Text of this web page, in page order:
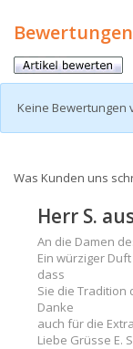
Bewertungen
Keine Bewertungen
Was Kunden uns
Herr S.
An die Damen
Ein würziger
dass
Sie die
Danke
auch für die
Liebe Grüsse E.